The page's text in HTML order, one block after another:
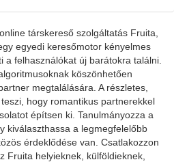
társkereső szolgáltatás Fruita,
egyedi keresőmotor kényelmes
felhasználókat új barátokra találni.
köszönhetően
megtalálására. A részletes,
hogy romantikus partnerekkel
építsen ki. Tanulmányozza a
kiválaszthassa a legmegfelelőbb
érdeklődése van. Csatlakozzon
Fruita helyieknek, külföldieknek,